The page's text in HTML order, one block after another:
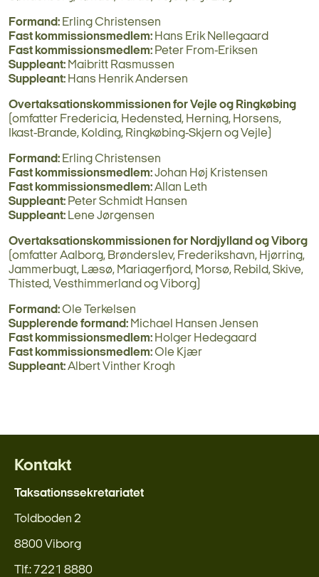
Formand: Erling Christensen
Fast kommissionsmedlem: Hans Erik Nellegaard
Fast kommissionsmedlem: Peter From-Eriksen
Suppleant: Maibritt Rasmussen
Suppleant: Hans Henrik Andersen
Overtaksationskommissionen for Vejle og Ringkøbing
(omfatter Fredericia, Hedensted, Herning, Horsens,
Ikast-Brande, Kolding, Ringkøbing-Skjern og Vejle)
Formand: Erling Christensen
Fast kommissionsmedlem:Johan Høj Kristensen
Fast kommissionsmedlem:Allan Leth
Suppleant: Peter Schmidt Hansen
Suppleant: Lene Jørgensen
Overtaksationskommissionen for Nordjylland og Viborg
(omfatter Aalborg, Brønderslev, Frederikshavn, Hjørring,
Jammerbugt, Læsø, Mariagerfjord, Morsø, Rebild, Skive,
Thisted, Vesthimmerland og Viborg)
Formand: Ole Terkelsen
Supplerende formand: Michael Hansen Jensen
Fast kommissionsmedlem: Holger Hedegaard
Fast kommissionsmedlem: Ole Kjær
Suppleant:Albert Vinther Krogh
Kontakt
Taksationssekretariatet
Toldboden 2
8800 Viborg
Tlf.: 7221 8880